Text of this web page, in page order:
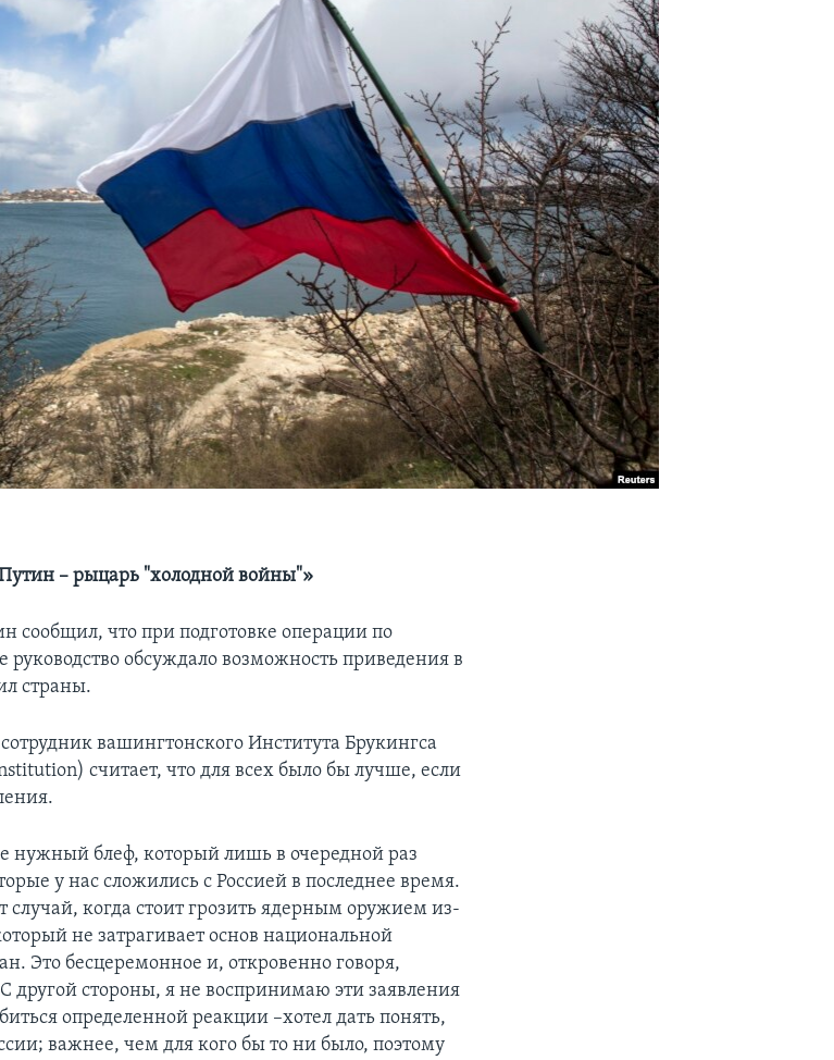
– рыцарь "холодной войны"»
сообщил, что при подготовке операции по
обсуждало возможность приведения в
страны.
вашингтонского Института Брукингса
считает, что для всех было бы лучше, если
нужный блеф, который лишь в очередной раз
у нас сложились с Россией в последнее время.
случай, когда стоит грозить ядерным оружием из-
не затрагивает основ национальной
Это бесцеремонное и, откровенно говоря,
другой стороны, я не воспринимаю эти заявления
определенной реакции –хотел дать понять,
важнее, чем для кого бы то ни было, поэтому